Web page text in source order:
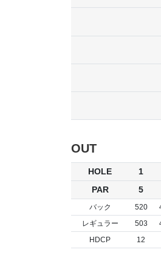
OUT
HOLE 1
PAR
5
バック 520
レギュラー
503
HDCP
12